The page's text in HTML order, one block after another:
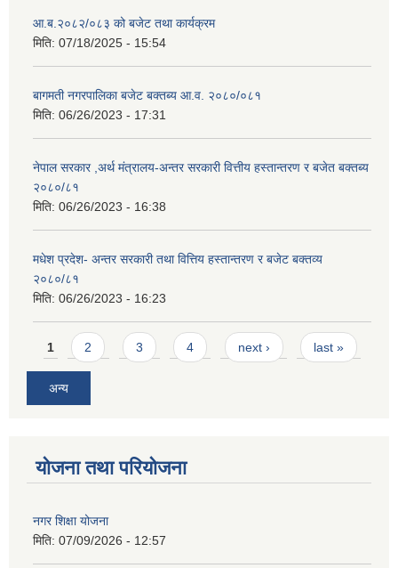
आ.ब.२०८२/०८३ को बजेट तथा कार्यक्रम
मिति: 07/18/2025 - 15:54
बागमती नगरपालिका बजेट बक्तब्य आ.व. २०८०/०८१
मिति: 06/26/2023 - 17:31
नेपाल सरकार ,अर्थ मंत्रालय-अन्तर सरकारी वित्तीय हस्तान्तरण र बजेत बक्तब्य
२०८०/८१
मिति: 06/26/2023 - 16:38
मधेश प्रदेश- अन्तर सरकारी तथा वित्तिय हस्तान्तरण र बजेट बक्तव्य
२०८०/८१
मिति: 06/26/2023 - 16:23
Pages
1 2 3 4 next › last »
अन्य
योजना तथा परियोजना
नगर शिक्षा योजना
मिति: 07/09/2026 - 12:57